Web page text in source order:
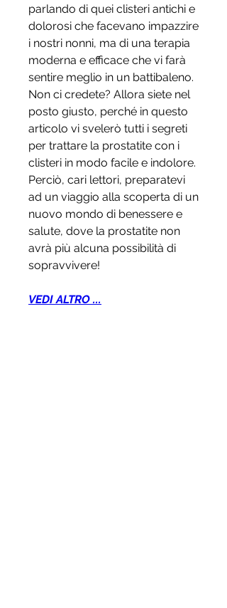
parlando di quei clisteri antichi e
dolorosi che facevano impazzire
i nostri nonni, ma di una terapia
moderna e efficace che vi farà
sentire meglio in un battibaleno.
Non ci credete? Allora siete nel
posto giusto, perché in questo
articolo vi svelerò tutti i segreti
per trattare la prostatite con i
clisteri in modo facile e indolore.
Perciò, cari lettori, preparatevi
ad un viaggio alla scoperta di un
nuovo mondo di benessere e
salute, dove la prostatite non
avrà più alcuna possibilità di
sopravvivere!
VEDI ALTRO ...